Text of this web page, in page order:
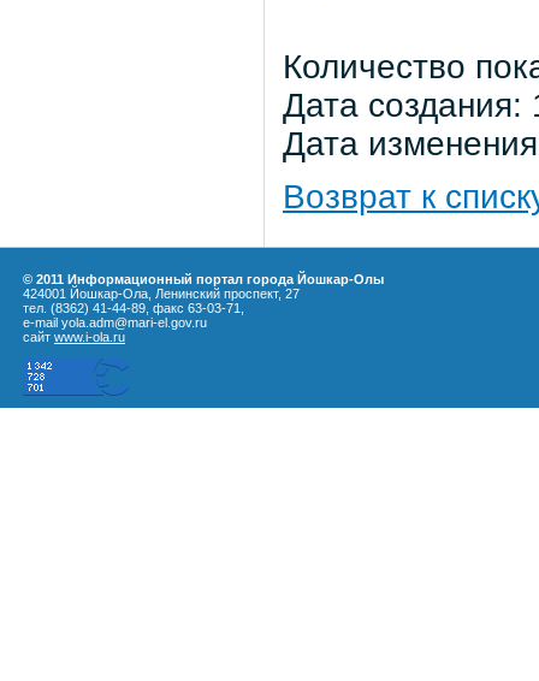
Количество
Дата
Дата
Возврат к
© 2011 Информационный портал города Йошкар-Олы
424001 Йошкар-Ола, Ленинский проспект, 27
тел. (8362) 41-44-89, факс 63-03-71,
e-mail yola.adm@mari-el.gov.ru
сайт www.i-ola.ru